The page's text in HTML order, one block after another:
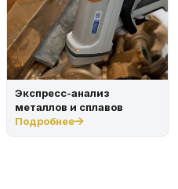
Экспресс-анализ
металлов и сплавов
Подробнее